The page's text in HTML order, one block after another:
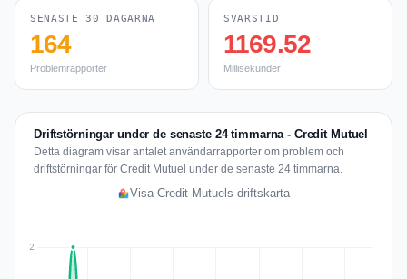
SENASTE 30 DAGARNA
164
Problemrapporter
SVARSTID
1169.52
Millisekunder
Driftstörningar under de senaste 24 timmarna - Credit Mutuel
Detta diagram visar antalet användarrapporter om problem och
driftstörningar för Credit Mutuel under de senaste 24 timmarna.
Visa Credit Mutuels driftskarta